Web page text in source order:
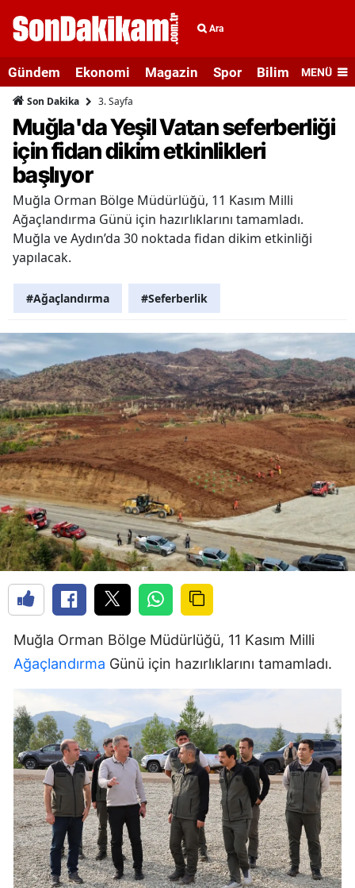
Ara
Gündem Ekonomi Magazin Spor Bilim veMENÜ
Son Dakika 3. Sayfa
Muğla'da Yeşil Vatan seferberliği
için fidan dikim etkinlikleri
başlıyor
Muğla Orman Bölge Müdürlüğü, 11 Kasım Milli
Ağaçlandırma Günü için hazırlıklarını tamamladı.
Muğla ve Aydın’da 30 noktada fidan dikim etkinliği
yapılacak.
#Ağaçlandırma #Seferberlik
Muğla Orman Bölge Müdürlüğü, 11 Kasım Milli
Ağaçlandırma Günü için hazırlıklarını tamamladı.